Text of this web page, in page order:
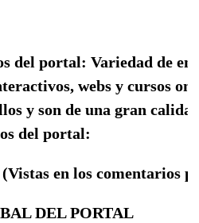
del portal: Variedad de
webs y cursos
y son de una gran
del portal:
en los comentarios
DEL PORTAL